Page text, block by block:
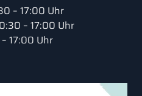
– 17:00 Uhr
– 17:00 Uhr
17:00 Uhr